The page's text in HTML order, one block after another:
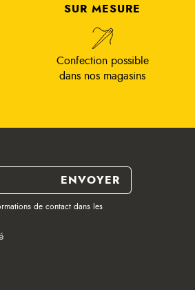
SUR MESURE
Confection possible
dans nos magasins
de contact dans les